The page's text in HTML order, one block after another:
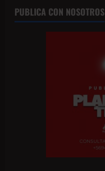
PUBLICA CON NOSOTROS